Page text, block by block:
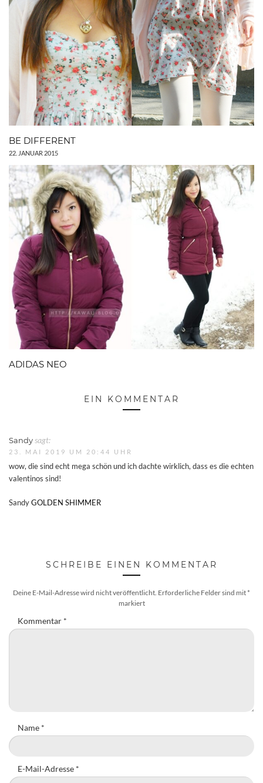
BE DIFFERENT
22. JANUAR 2015
ADIDAS NEO
EIN KOMMENTAR
Sandysagt:
23. MAI 2019 UM 20:44 UHR
wow, die sind echt mega schön und ich dachte wirklich, dass es die echten
valentinos sind!
Sandy GOLDEN SHIMMER
SCHREIBE EINEN KOMMENTAR
Deine E-Mail-Adresse wird nicht veröffentlicht. Erforderliche Felder sind mit *
markiert
Kommentar *
Name *
E-Mail-Adresse *